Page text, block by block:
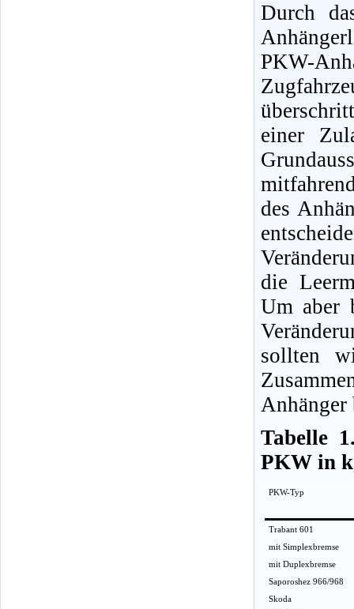
Durch
PKW-
einer
des
die
Um aber
sollten
Anhänger
Tabelle
PKW in
PKW-Typ
Trabant 601
mit Simplexbremse
mit Duplexbremse
Saporoshez 966/968
Skoda